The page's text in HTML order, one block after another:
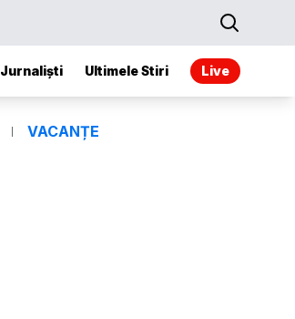
Jurnaliști Ultimele Stiri Live
VACANȚE